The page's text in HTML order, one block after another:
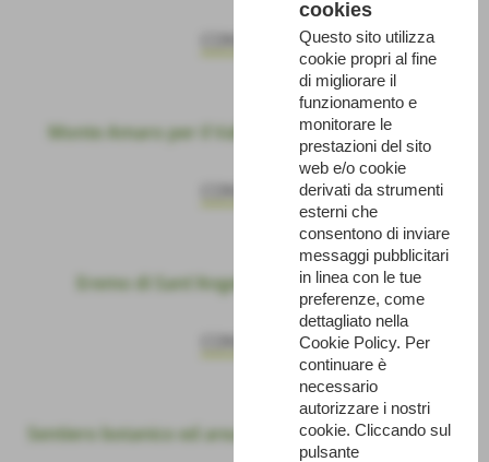
Monte Amaro per il Vallone di Fara San Martino
Eremo di Sant'Angelo di Lama dei Peligni
Sentiero botanico ed area faunistica del Camoscio di
cookies
Questo sito utilizza
cookie propri al fine
di migliorare il
funzionamento e
monitorare le
prestazioni del sito
web e/o cookie
derivati da strumenti
esterni che
consentono di inviare
messaggi pubblicitari
in linea con le tue
preferenze, come
dettagliato nella
Cookie Policy. Per
continuare è
necessario
autorizzare i nostri
cookie. Cliccando sul
pulsante